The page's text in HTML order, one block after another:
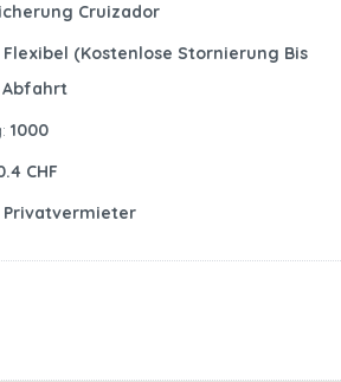
Cruizador
Flexibel (kostenlose Stornierung Bis
Abfahrt
1000
CHF
Privatvermieter